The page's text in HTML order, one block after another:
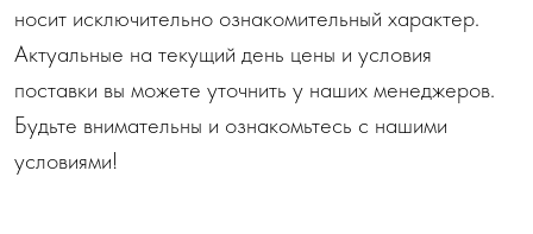
носит исключительно ознакомительный характер.
Актуальные на текущий день цены и условия
поставки вы можете уточнить у наших менеджеров.
Будьте внимательны и ознакомьтесь с нашими
условиями!